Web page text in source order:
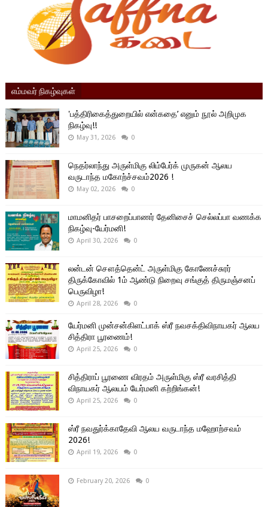
எம்மவர் நிகழ்வுகள்
'பத்திரிகைத்துறையில் என்கதை’ எனும் நூல் அறிமுக
நிகழ்வு!!
May 31, 2026 0
நெதர்லாந்து அருள்மிகு லிம்பேர்க் முருகன் ஆலய
வருடாந்த மகோற்ச்சவம்2026 !
May 02, 2026 0
மாமனிதர் பாசறைப்பாணர் தேனிசைச் செல்லப்பா வணக்க
நிகழ்வு-யேர்மனி!
April 30, 2026 0
லன்டன் சௌத்தென்ட் அருள்மிகு கோணேச்சுரர்
திருக்கோவில் 1ம் ஆண்டு நிறைவு சங்குத் திருமஞ்சனப்
பெருவிழா!
April 28, 2026 0
யேர்மனி முன்சன்கிளட்பாக் ஸ்ரீ நவசக்திவிநாயகர் ஆலய
சித்திரா பூரணைம்!
April 25, 2026 0
சித்திராப் பூரணை விரதம் அருள்மிகு ஸ்ரீ வரசித்தி
விநாயகர் ஆலயம் யேர்மனி கற்றிங்கன்!
April 25, 2026 0
ஸ்ரீ நவதுர்க்காதேவி ஆலய வருடாந்த மஹோற்சவம்
2026!
April 19, 2026 0
February 20, 2026 0